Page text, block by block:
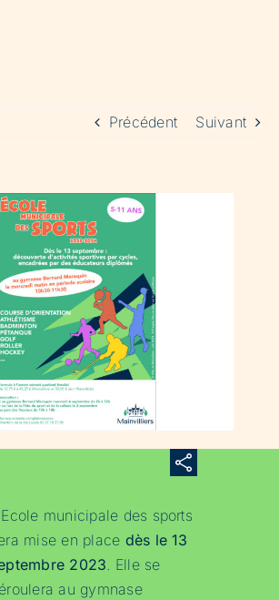
Précédent Suivant
municipale des sports
mise en place dès le 13
2023. Elle se
au gymnase